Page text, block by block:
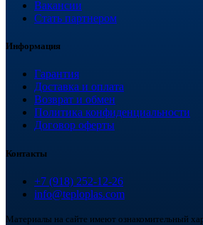
Вакансии
Стать партнером
Информация
Гарантия
Доставка и оплата
Возврат и обмен
Политика конфиденциальности
Договор оферты
Контакты
+7 (918) 252-12-26
info@teploplas.com
Материалы на сайте имеют ознакомительный